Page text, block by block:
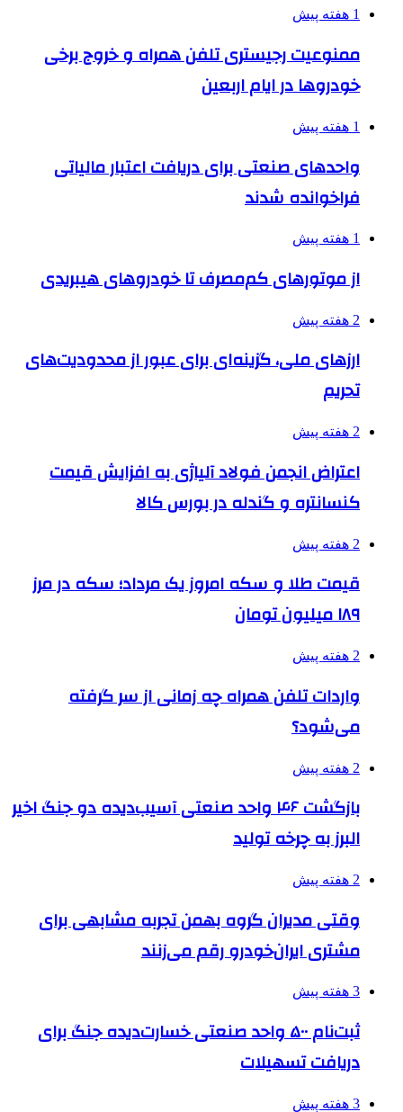
1 هفته پیش
ممنوعیت رجیستری تلفن همراه و خروج برخی
خودروها در ایام اربعین
1 هفته پیش
واحدهای صنعتی برای دریافت اعتبار مالیاتی
فراخوانده شدند
1 هفته پیش
از موتورهای کم‌مصرف تا خودروهای هیبریدی
2 هفته پیش
ارزهای ملی، گزینه‌ای برای عبور از محدودیت‌های
تحریم
2 هفته پیش
اعتراض انجمن فولاد آلیاژی به افزایش قیمت
کنسانتره و گندله در بورس کالا
2 هفته پیش
قیمت طلا و سکه امروز یک مرداد؛ سکه در مرز
۱۸۹ میلیون تومان
2 هفته پیش
واردات تلفن همراه چه زمانی از سر گرفته
می‌شود؟
2 هفته پیش
بازگشت ۴۶ واحد صنعتی آسیب‌دیده دو جنگ اخیر
البرز به چرخه تولید
2 هفته پیش
وقتی مدیران گروه بهمن تجربه مشابهی برای
مشتری ایران‌خودرو رقم می‌زنند
3 هفته پیش
ثبت‌نام ۵۰۰ واحد صنعتی خسارت‌دیده جنگ برای
دریافت تسهیلات
3 هفته پیش